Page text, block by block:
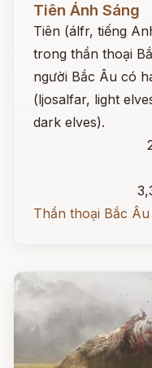
Tiên Ánh Sáng
Tiên (álfr, tiếng
trong thần thoại
người Bắc Âu có
(ljosalfar, light
dark elves).
Thần thoại Bắc Âu